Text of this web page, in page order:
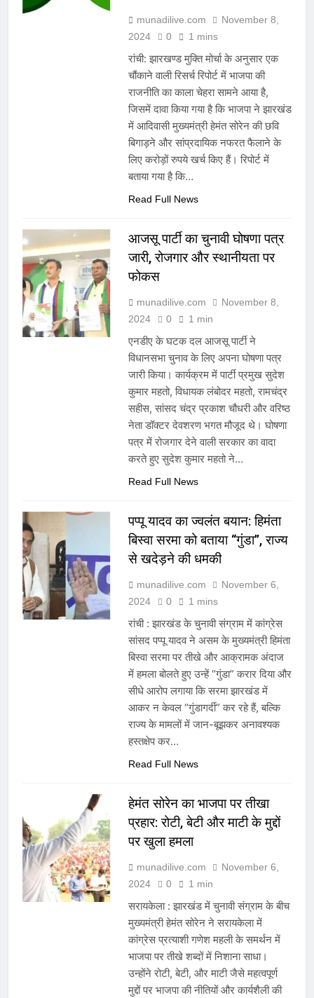
munadilive.com
November 8,
2024
0 1 mins
रांची: झारखण्ड मुक्ति मोर्चा के अनुसार एक
चौंकाने वाली रिसर्च रिपोर्ट में भाजपा की
राजनीति का काला चेहरा सामने आया है,
जिसमें दावा किया गया है कि भाजपा ने झारखंड
में आदिवासी मुख्यमंत्री हेमंत सोरेन की छवि
बिगाड़ने और सांप्रदायिक नफरत फैलाने के
लिए करोड़ों रुपये खर्च किए हैं। रिपोर्ट में
बताया गया है कि…
Read Full News
आजसू पार्टी का चुनावी घोषणा पत्र
जारी, रोजगार और स्थानीयता पर
फोकस
munadilive.com
November 8,
2024
0 1 min
एनडीए के घटक दल आजसू पार्टी ने
विधानसभा चुनाव के लिए अपना घोषणा पत्र
जारी किया। कार्यक्रम में पार्टी प्रमुख सुदेश
कुमार महतो, विधायक लंबोदर महतो, रामचंद्र
सहीस, सांसद चंद्र प्रकाश चौधरी और वरिष्ठ
नेता डॉक्टर देवशरण भगत मौजूद थे। घोषणा
पत्र में रोजगार देने वाली सरकार का वादा
करते हुए सुदेश कुमार महतो ने…
Read Full News
पप्पू यादव का ज्वलंत बयान: हिमंता
बिस्वा सरमा को बताया “गुंडा”, राज्य
से खदेड़ने की धमकी
munadilive.com
November 6,
2024
0 1 mins
रांची : झारखंड के चुनावी संग्राम में कांग्रेस
सांसद पप्पू यादव ने असम के मुख्यमंत्री हिमंता
बिस्वा सरमा पर तीखे और आक्रामक अंदाज
में हमला बोलते हुए उन्हें “गुंडा” करार दिया और
सीधे आरोप लगाया कि सरमा झारखंड में
आकर न केवल “गुंडागर्दी” कर रहे हैं, बल्कि
राज्य के मामलों में जान-बूझकर अनावश्यक
हस्तक्षेप कर…
Read Full News
हेमंत सोरेन का भाजपा पर तीखा
प्रहार: रोटी, बेटी और माटी के मुद्दों
पर खुला हमला
munadilive.com
November 6,
2024
0 1 min
सरायकेला : झारखंड में चुनावी संग्राम के बीच
मुख्यमंत्री हेमंत सोरेन ने सरायकेला में
कांग्रेस प्रत्याशी गणेश महली के समर्थन में
भाजपा पर तीखे शब्दों में निशाना साधा।
उन्होंने रोटी, बेटी, और माटी जैसे महत्वपूर्ण
मुद्दों पर भाजपा की नीतियों और कार्यशैली की